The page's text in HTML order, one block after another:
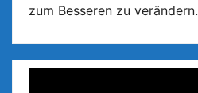
zum Besseren zu verändern.